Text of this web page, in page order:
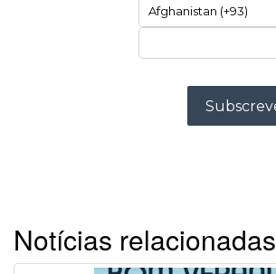
Notícias relacionadas